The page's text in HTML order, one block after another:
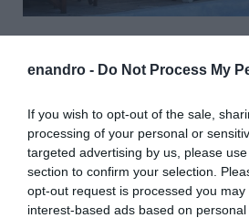
enandro - Do Not Process My
If you wish to opt-out of the sale,
processing of your personal or
targeted advertising by us, please
section to confirm your selection.
opt-out request is processed you may
interest-based ads based on
Νορβηγική κουζίνα! Για να
τάρανδος που φάγαμε κάποτε
αφήσουμε στην άκρη τόσο
να βάζουν κάτι πιο νορβηγικό
Άνδρω).